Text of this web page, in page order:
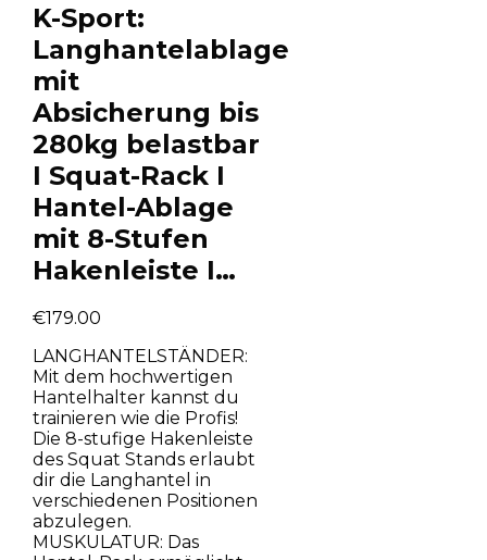
K-Sport:
Langhantelablage
mit
Absicherung bis
280kg belastbar
I Squat-Rack I
Hantel-Ablage
mit 8-Stufen
Hakenleiste I…
€179.00
LANGHANTELSTÄNDER:
Mit dem hochwertigen
Hantelhalter kannst du
trainieren wie die Profis!
Die 8-stufige Hakenleiste
des Squat Stands erlaubt
dir die Langhantel in
verschiedenen Positionen
abzulegen.
MUSKULATUR: Das